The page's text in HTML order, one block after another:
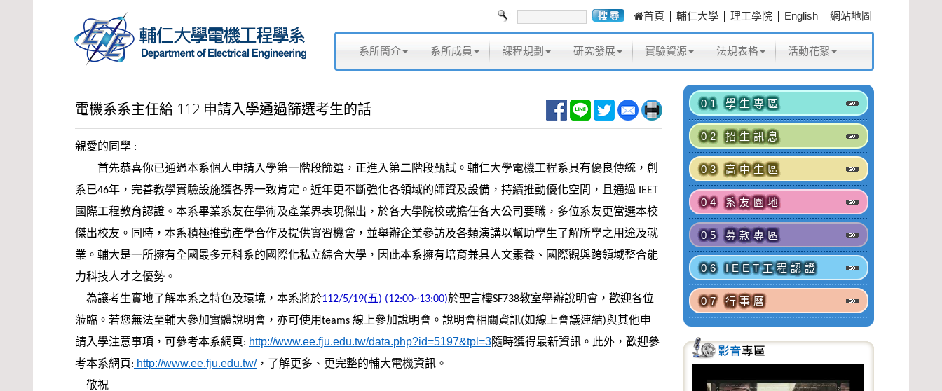
首頁 | 輔仁大學 | 理工學院 | English | 網站地圖
系所簡介 系所成員 課程規劃 研究發展 實驗資源 法規表格 活動花絮
電機系系主任給 112 申請入學通過篩選考生的話
親愛的同學 :
首先恭喜你已通過本系個人申請入學第一階段篩選，正進入第二階段甄試。輔仁大學電機工程系具有優良傳統， 創
系已46年， 完善教學實驗設施獲各界一致肯定。 近年更不斷強化各領域的師資及設備，持續推動優化空間，且通過 IEET
國際工程教育認證。本系畢業系友在學術及產業界表現傑出，於各大學院校或擔任各大公司要職，多位系友更當選本校
傑出校友。 同時，本系積極推動產學合作及提供實習機會，並舉辦企業參訪及各類演講以幫助學生了解所學之用途及就
業。輔大是一所擁有全國最多元科系的國際化私立綜合大學，因此本系擁有培育兼具人文素養、國際觀與跨領域整合能
力科技人才之優勢。
為讓考生實地了解本系之特色及環境，本系將於112/5/19(五) (12:00~13:00)於聖言樓SF738教室舉辦說明會，歡迎各位
蒞臨。若您無法至輔大參加實體說明會，亦可使用teams 線上參加說明會。說明會相關資訊(如線上會議連結)與其他申
請入學注意事項，可參考本系網頁: http://www.ee.fju.edu.tw/data.php?id=5197&tpl=3隨時獲得最新資訊。此外，歡迎參
考本系網頁: http://www.ee.fju.edu.tw/，了解更多、更完整的輔大電機資訊。
敬祝
01 學生專區
02 招生訊息
03 高中生區
04 系友園地
05 募款專區
06 IEET工程認證
07 行事曆